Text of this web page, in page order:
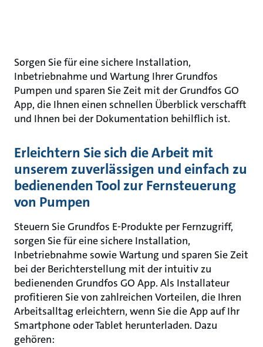
Sorgen Sie für eine sichere Installation,
Inbetriebnahme und Wartung Ihrer Grundfos
Pumpen und sparen Sie Zeit mit der Grundfos GO
App, die Ihnen einen schnellen Überblick verschafft
und Ihnen bei der Dokumentation behilflich ist.
Erleichtern Sie sich die Arbeit mit
unserem zuverlässigen und einfach zu
bedienenden Tool zur Fernsteuerung
von Pumpen
Steuern Sie Grundfos E-Produkte per Fernzugriff,
sorgen Sie für eine sichere Installation,
Inbetriebnahme sowie Wartung und sparen Sie Zeit
bei der Berichterstellung mit der intuitiv zu
bedienenden Grundfos GO App. Als Installateur
profitieren Sie von zahlreichen Vorteilen, die Ihren
Arbeitsalltag erleichtern, wenn Sie die App auf Ihr
Smartphone oder Tablet herunterladen. Dazu
gehören: